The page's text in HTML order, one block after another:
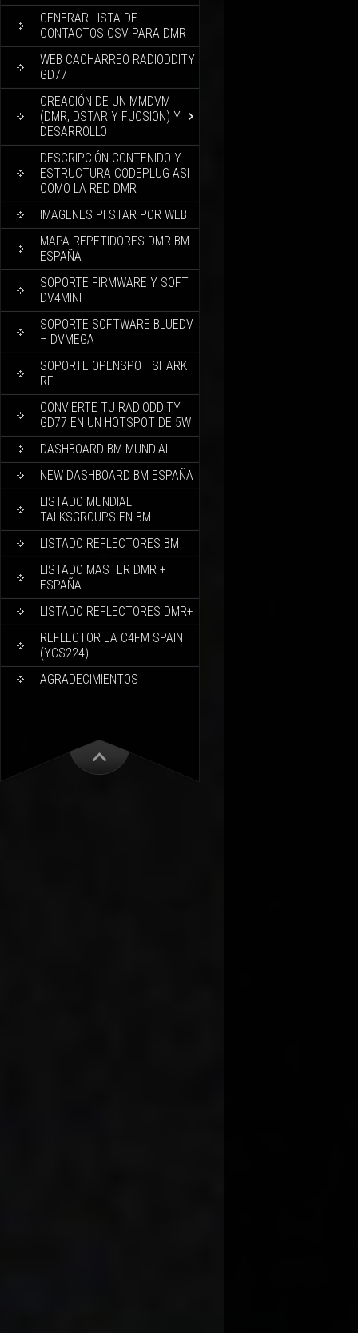
GENERAR LISTA DE
CONTACTOS CSV PARA DMR
WEB CACHARREO RADIODDITY
GD77
CREACIÓN DE UN MMDVM
(DMR, DSTAR Y FUCSION) Y
DESARROLLO
DESCRIPCIÓN CONTENIDO Y
ESTRUCTURA CODEPLUG ASI
COMO LA RED DMR
IMAGENES PI STAR POR WEB
MAPA REPETIDORES DMR BM
ESPAÑA
SOPORTE FIRMWARE Y SOFT
DV4MINI
SOPORTE SOFTWARE BLUEDV
– DVMEGA
SOPORTE OPENSPOT SHARK
RF
CONVIERTE TU RADIODDITY
GD77 EN UN HOTSPOT DE 5W
DASHBOARD BM MUNDIAL
NEW DASHBOARD BM ESPAÑA
LISTADO MUNDIAL
TALKSGROUPS EN BM
LISTADO REFLECTORES BM
LISTADO MASTER DMR +
ESPAÑA
LISTADO REFLECTORES DMR+
REFLECTOR EA C4FM SPAIN
(YCS224)
AGRADECIMIENTOS